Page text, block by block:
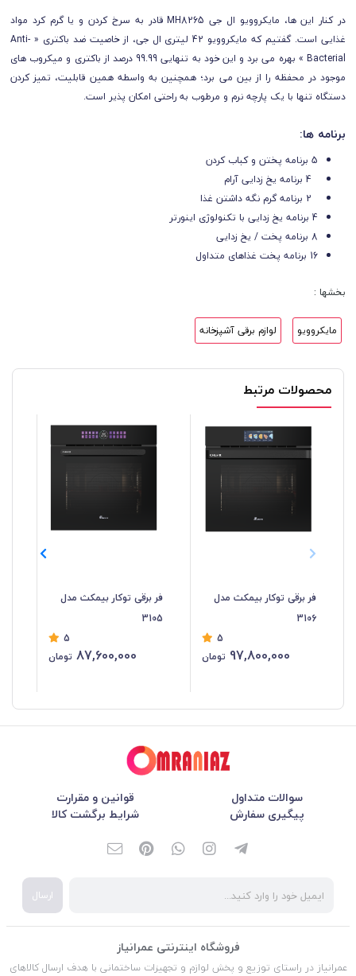
در کنار این ها، مایکروویو ال جی MH8265 قادر به سرخ کردن و یا گرم کرد مواد
غذایی است. گفتیم که مایکروویو 42 لیتری ال جی، از خاصیت ضد باکتری « Anti-
Bacterial » بهره می برد و این خود به تنهایی 99.99 درصد از باکتری و میکروب های
موجود در محفظه را از بین می برد؛ همچنین به واسطه همین قابلیت، تمیز کردن
دستگاه تنها با یک پارچه نرم و مرطوب به راحتی امکان پذیر است.
برنامه ها:
5 برنامه پختن و کباب کردن
4 برنامه یخ زدایی با تکنولوژی اینورتر
8 برنامه پخت / یخ زدایی
16 برنامه پخت غذاهای متداول
بخشها :
مایکروویو لوازم برقی آشپزخانه
محصولات مرتبط
فر برقی توکار بیمکث مدل
3106
5
97,800,000 تومان
فر برقی توکار بیمکث مدل
3105
5
87,600,000 تومان
سوالات متداول
قوانین و مقرارت
پیگیری سفارش
شرایط برگشت کالا
ارسال
فروشگاه اینترنتی عمرانیاز
عمرانیاز در راستای توزیع و پخش لوازم و تجهیزات ساختمانی با هدف ارسال کالاهای